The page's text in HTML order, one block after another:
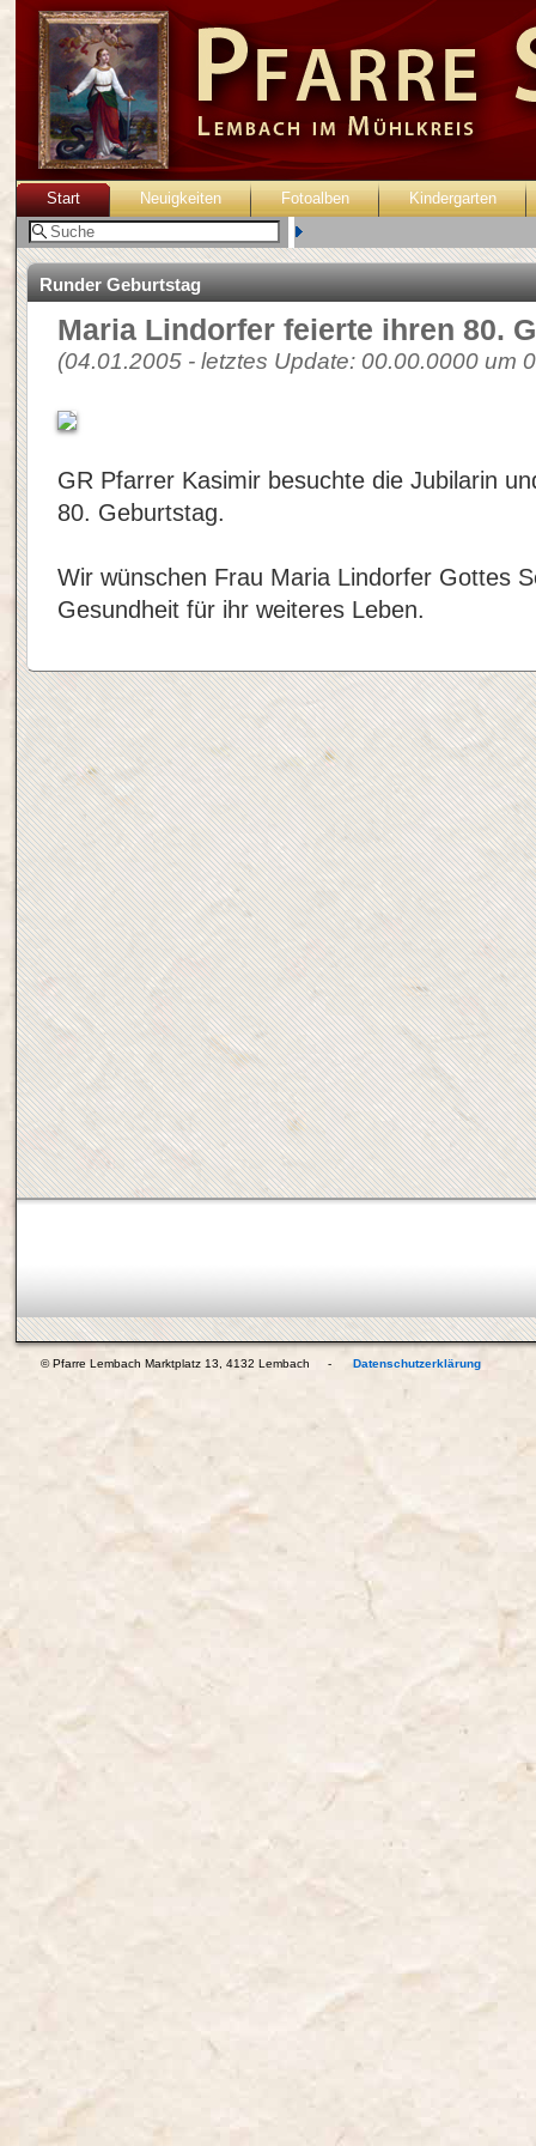
Start Neuigkeiten Fotoalben Kindergarten
Runder Geburtstag
Maria Lindorfer feierte ihren 80.
(04.01.2005 - letztes Update: 00.00.0000 um
GR Pfarrer Kasimir besuchte die Jubilarin
80. Geburtstag.
Wir wünschen Frau Maria Lindorfer Gottes
Gesundheit für ihr weiteres Leben.
© Pfarre Lembach Marktplatz 13, 4132 Lembach - Datenschutzerklärung